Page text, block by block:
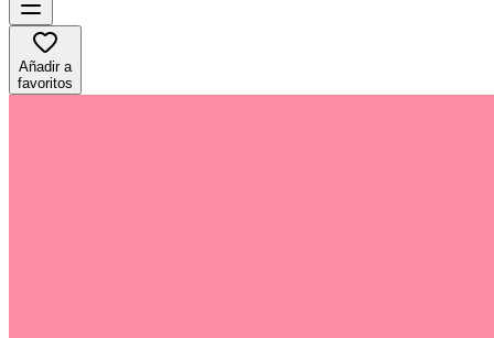
Añadir a
favoritos